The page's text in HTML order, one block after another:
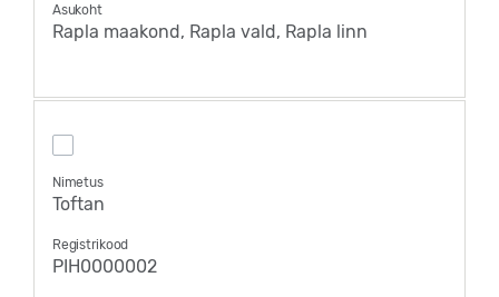
Asukoht
Rapla maakond, Rapla vald, Rapla linn
Nimetus
Toftan
Registrikood
PIH0000002